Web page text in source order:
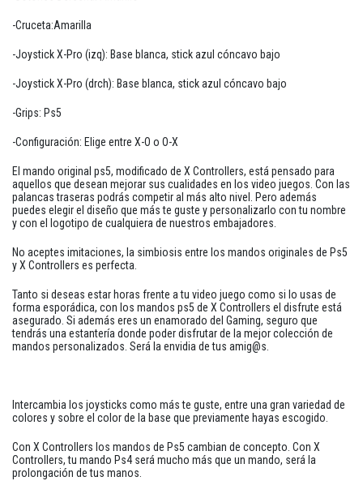
-Cruceta:Amarilla
-Joystick X-Pro (izq): Base blanca, stick azul cóncavo bajo
-Joystick X-Pro (drch): Base blanca, stick azul cóncavo bajo
-Grips: Ps5
-Configuración: Elige entre X-O o O-X
El mando original ps5, modificado de X Controllers, está pensado para
aquellos que desean mejorar sus cualidades en los video juegos. Con las
palancas traseras podrás competir al más alto nivel. Pero además
puedes elegir el diseño que más te guste y personalizarlo con tu nombre
y con el logotipo de cualquiera de nuestros embajadores.
No aceptes imitaciones, la simbiosis entre los mandos originales de Ps5
y X Controllers es perfecta.
Tanto si deseas estar horas frente a tu video juego como si lo usas de
forma esporádica, con los mandos ps5 de X Controllers el disfrute está
asegurado. Si además eres un enamorado del Gaming, seguro que
tendrás una estantería donde poder disfrutar de la mejor colección de
mandos personalizados. Será la envidia de tus amig@s.
Intercambia los joysticks como más te guste, entre una gran variedad de
colores y sobre el color de la base que previamente hayas escogido.
Con X Controllers los mandos de Ps5 cambian de concepto. Con X
Controllers, tu mando Ps4 será mucho más que un mando, será la
prolongación de tus manos.